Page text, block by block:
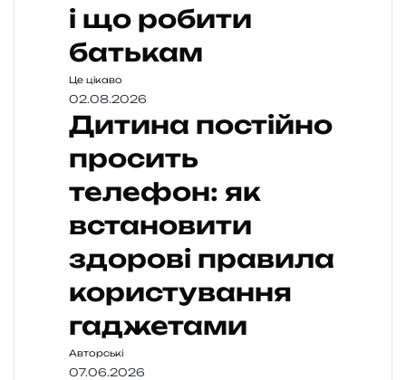
і що робити
батькам
Це цікаво
02.08.2026
Дитина постійно
просить
телефон: як
встановити
здорові правила
користування
гаджетами
Авторські
07.06.2026